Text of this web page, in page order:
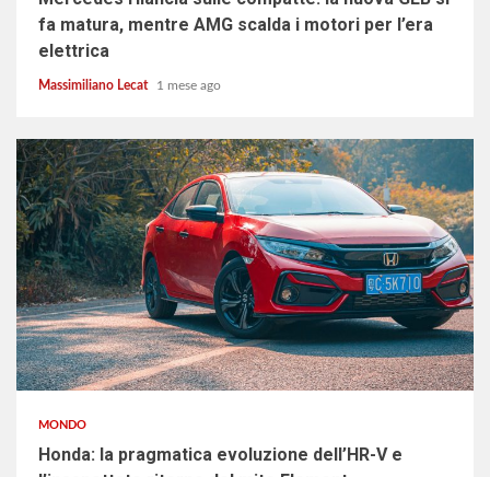
fa matura, mentre AMG scalda i motori per l’era
elettrica
Massimiliano Lecat 1 mese ago
4 min read
MONDO
Honda: la pragmatica evoluzione dell’HR-V e